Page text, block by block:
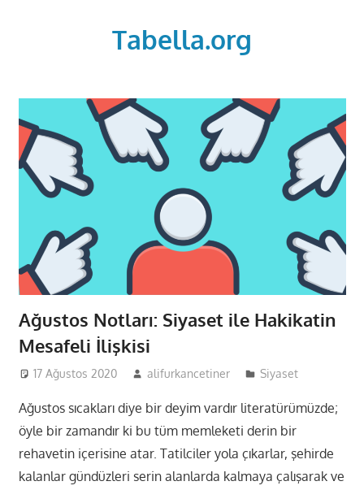
Tabella.org
Ağustos Notları: Siyaset ile Hakikatin
Mesafeli İlişkisi
17 Ağustos 2020 alifurkancetiner Siyaset
Ağustos sıcakları diye bir deyim vardır literatürümüzde;
öyle bir zamandır ki bu tüm memleketi derin bir
rehavetin içerisine atar. Tatilciler yola çıkarlar, şehirde
kalanlar gündüzleri serin alanlarda kalmaya çalışarak ve